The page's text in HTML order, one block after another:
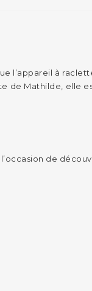
l’appareil à
de Mathilde,
l’occasion de